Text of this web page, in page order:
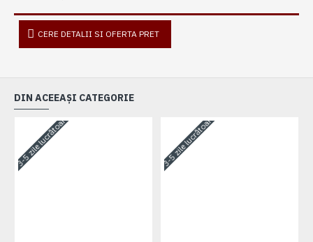
CERE DETALII SI OFERTA PRET
DIN ACEEAȘI CATEGORIE
3-5 zile lucrătoare 3-5 zile lucrătoare